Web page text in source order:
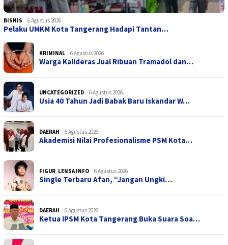
BISNIS 6 Agustus 2026
Pelaku UMKM Kota Tangerang Hadapi Tantan…
KRIMINAL 6 Agustus 2026
Warga Kalideras Jual Ribuan Tramadol dan…
UNCATEGORIZED 6 Agustus 2026
Usia 40 Tahun Jadi Babak Baru Iskandar W…
DAERAH 6 Agustus 2026
Akademisi Nilai Profesionalisme PSM Kota…
FIGUR, LENSA INFO 6 Agustus 2026
Single Terbaru Afan, “Jangan Ungki…
DAERAH 6 Agustus 2026
Ketua IPSM Kota Tangerang Buka Suara Soa…